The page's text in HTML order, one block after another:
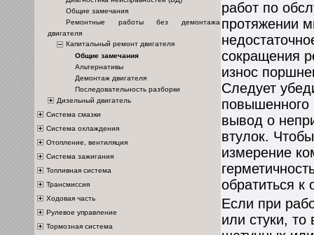
Общие замечания
Ремонтные работы без демонтажа
двигателя
Капитальный ремонт двигателя
Общие замечания
Альтернативы
Демонтаж двигателя
Последовательность разборки
Дизельный двигатель
Система смазки
Система охлаждения
Отопление, вентиляция
Система зажигания
Топливная система
Трансмиссия
Ходовая часть
Рулевое управление
Тормозная система
работ по
протяжении
сокращения
износ
Следует
повышенного
вывод о
втулок.
измерение
обратиться к
Если при
или стуки, то